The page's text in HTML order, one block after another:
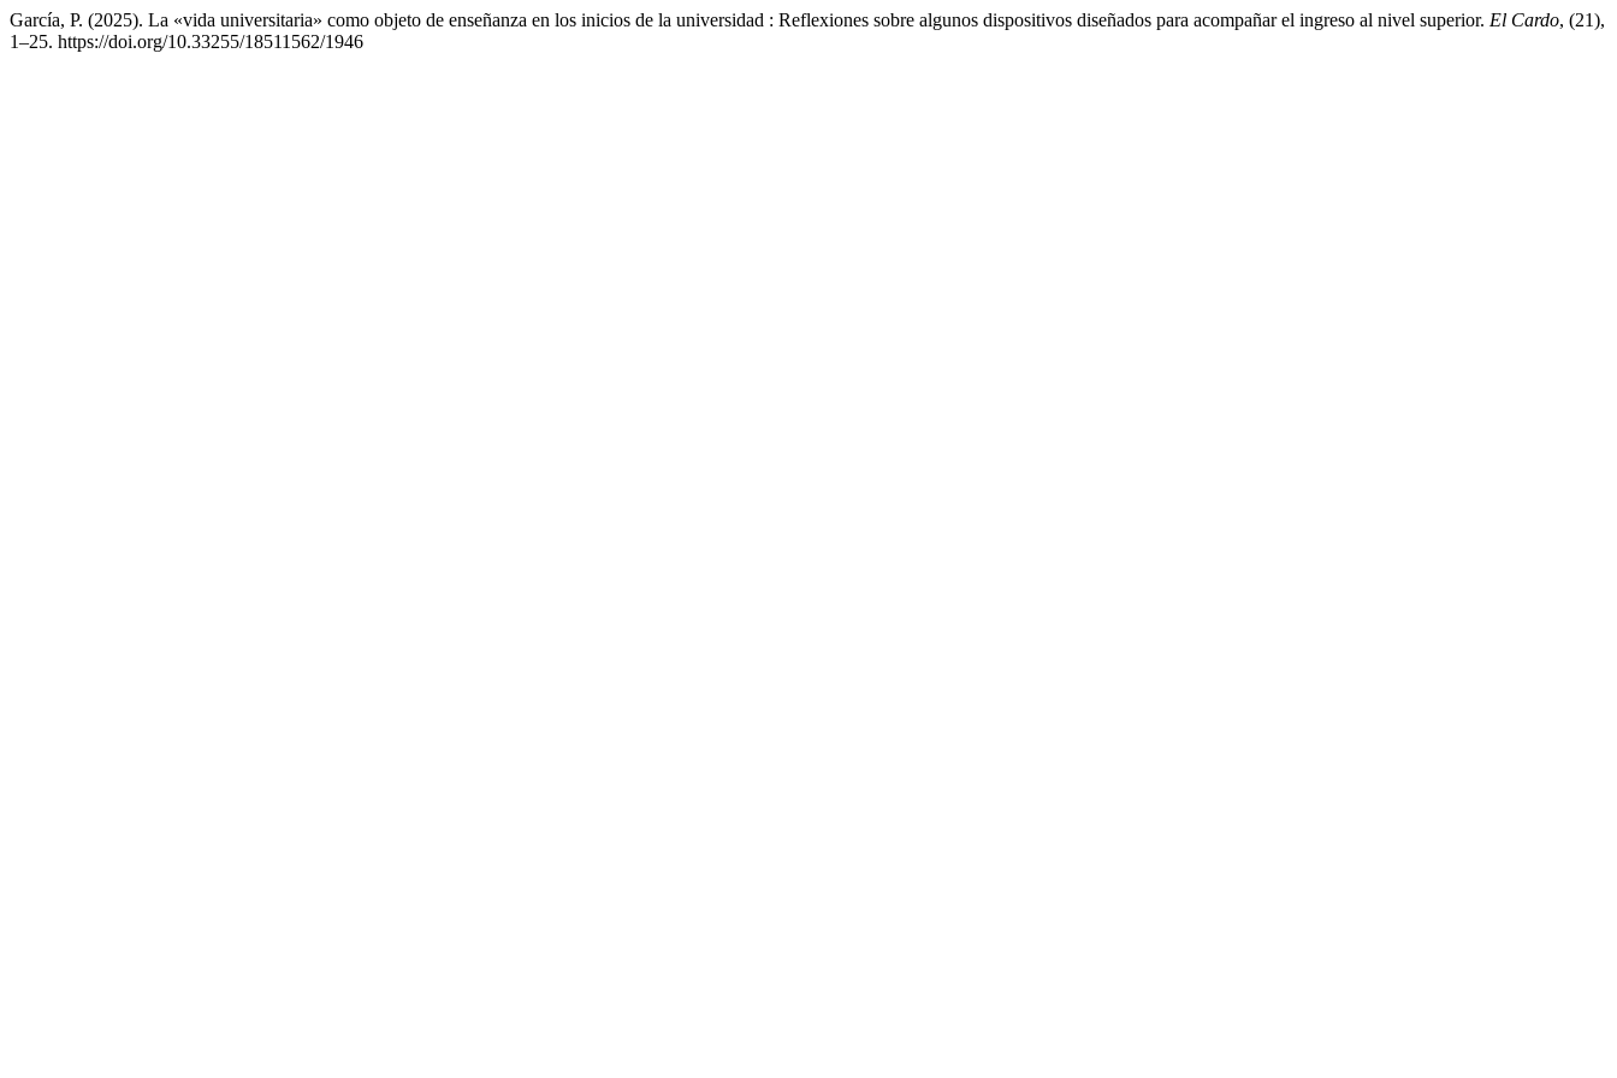
García, P. (2025). La «vida universitaria» como objeto de enseñanza en los inicios de la universidad : Reflexiones sobre algunos dispositivos diseñados para acompañar el ingreso al nivel superior. El Cardo, (21),
1–25. https://doi.org/10.33255/18511562/1946